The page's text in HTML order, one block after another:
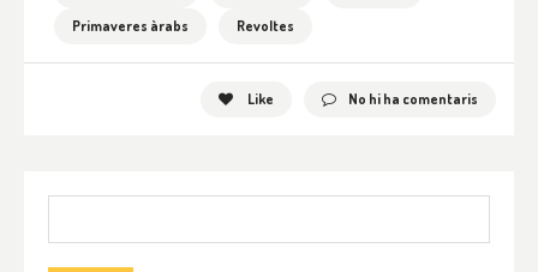
Primaveres àrabs
Revoltes
Like No hi ha comentaris